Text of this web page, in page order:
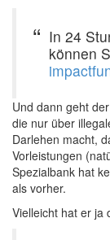
In 24
können
Und dann geht
die nur über
Darlehen macht,
Vorleistungen
Spezialbank hat
als vorher.
Vielleicht hat er ja